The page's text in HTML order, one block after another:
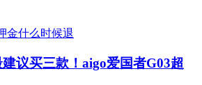
议买三款！aigo爱国者G03超